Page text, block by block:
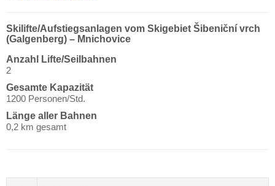
Skilifte/Aufstiegsanlagen vom Skigebiet Šibeniční vrch
(Galgenberg) – Mnichovice
Anzahl Lifte/Seilbahnen
2
Gesamte Kapazität
1200 Personen/Std.
Länge aller Bahnen
0,2 km gesamt